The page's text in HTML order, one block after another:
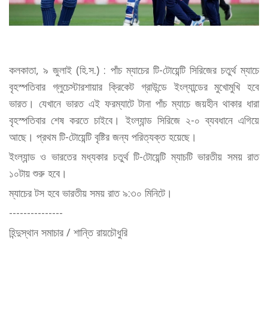
কলকাতা, ৯ জুলাই (হি.স.) : পাঁচ ম্যাচের টি-টোয়েন্টি সিরিজের চতুর্থ ম্যাচে
বৃহস্পতিবার গ্লুচেস্টারশায়ার ক্রিকেট গ্রাউন্ডে ইংল্যান্ডের মুখোমুখি হবে
ভারত। যেখানে ভারত এই ফরম্যাটে টানা পাঁচ ম্যাচে জয়হীন থাকার ধারা
বৃহস্পতিবার শেষ করতে চাইবে। ইংল্যান্ড সিরিজে ২-০ ব্যবধানে এগিয়ে
আছে। প্রথম টি-টোয়েন্টি বৃষ্টির জন্য পরিত্যক্ত হয়েছে।
ইংল্যান্ড ও ভারতের মধ্যকার চতুর্থ টি-টোয়েন্টি ম্যাচটি ভারতীয় সময় রাত
১০টায় শুরু হবে।
ম্যাচের টস হবে ভারতীয় সময় রাত ৯:৩০ মিনিটে।
---------------
হিন্দুস্থান সমাচার / শান্তি রায়চৌধুরি